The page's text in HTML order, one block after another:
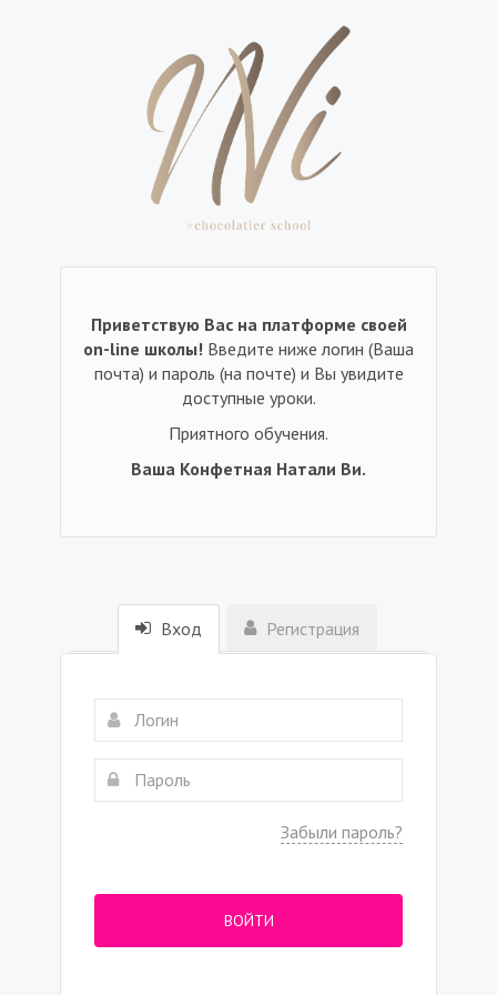
Приветствую Вас на платформе своей
on-line школы! Введите ниже логин (Ваша
почта) и пароль (на почте) и Вы увидите
доступные уроки.
Приятного обучения.
Ваша Конфетная Натали Ви.
Вход Регистрация
Забыли пароль?
ВОЙТИ